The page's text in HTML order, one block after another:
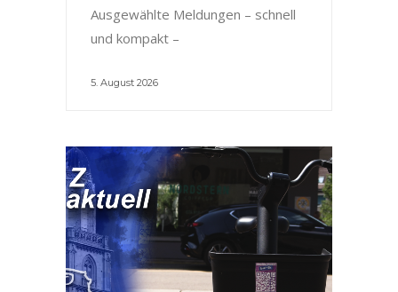
Ausgewählte Meldungen – schnell
und kompakt –
5. August 2026